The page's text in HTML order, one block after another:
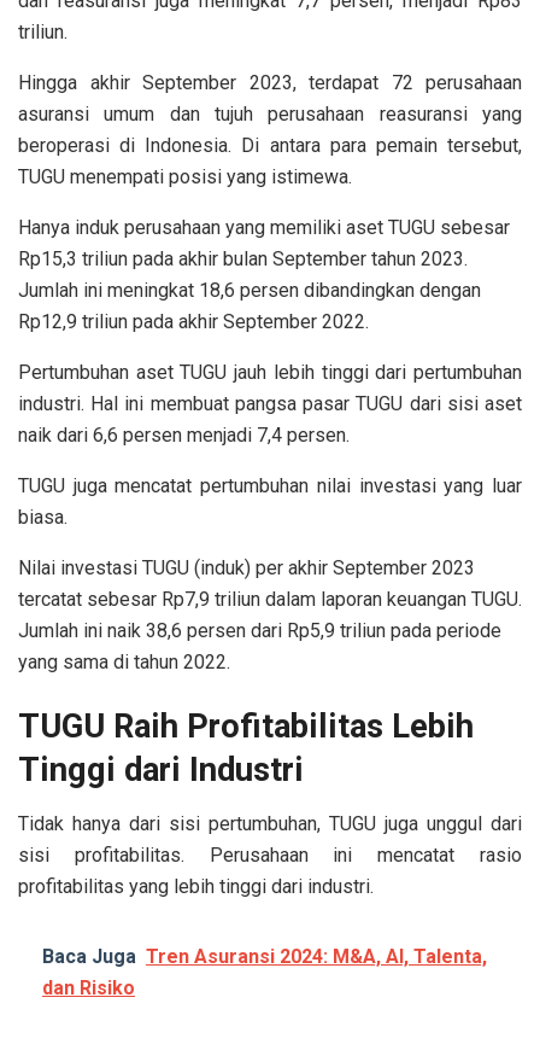
triliun.
Hingga akhir September 2023, terdapat 72 perusahaan
asuransi umum dan tujuh perusahaan reasuransi yang
beroperasi di Indonesia. Di antara para pemain tersebut,
TUGU menempati posisi yang istimewa.
Hanya induk perusahaan yang memiliki aset TUGU sebesar
Rp15,3 triliun pada akhir bulan September tahun 2023.
Jumlah ini meningkat 18,6 persen dibandingkan dengan
Rp12,9 triliun pada akhir September 2022.
Pertumbuhan aset TUGU jauh lebih tinggi dari pertumbuhan
industri. Hal ini membuat pangsa pasar TUGU dari sisi aset
naik dari 6,6 persen menjadi 7,4 persen.
TUGU juga mencatat pertumbuhan nilai investasi yang luar
biasa.
Nilai investasi TUGU (induk) per akhir September 2023
tercatat sebesar Rp7,9 triliun dalam laporan keuangan TUGU.
Jumlah ini naik 38,6 persen dari Rp5,9 triliun pada periode
yang sama di tahun 2022.
TUGU Raih Profitabilitas Lebih
Tinggi dari Industri
Tidak hanya dari sisi pertumbuhan, TUGU juga unggul dari
sisi profitabilitas. Perusahaan ini mencatat rasio
profitabilitas yang lebih tinggi dari industri.
Baca Juga Tren Asuransi 2024: M&A, AI, Talenta,
dan Risiko